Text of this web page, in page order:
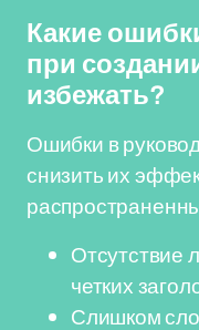
Какие
при
избежать?
Ошибки в
снизить их
Отсутствие
четких
Слишком